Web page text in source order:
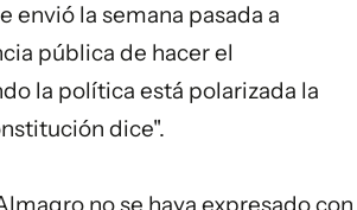
envió la semana pasada a
pública de hacer el
la política está polarizada la
dice".